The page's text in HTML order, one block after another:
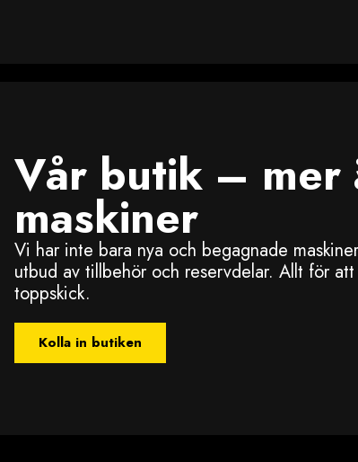
Vår butik – mer
maskiner
Vi har inte bara nya och begagnade
utbud av tillbehör och reservdelar. Allt för
toppskick.
Kolla in butiken